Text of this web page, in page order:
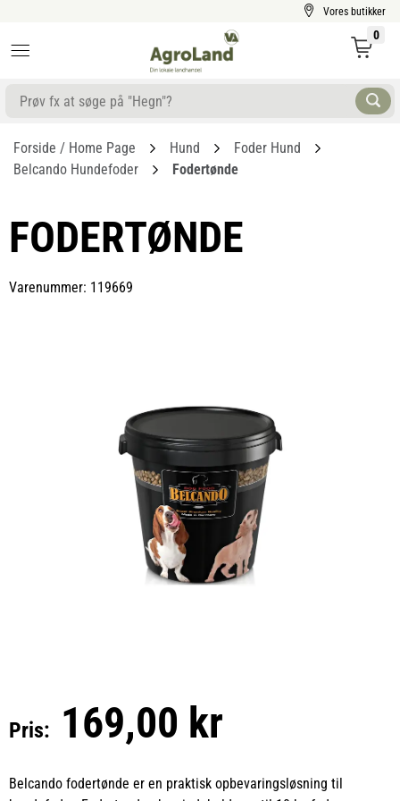
Vores butikker
0
Forside / Home Page Hund
Foder Hund
Belcando Hundefoder
Fodertønde
FODERTØNDE
Varenummer: 119669
Pris: 169,00 kr
Belcando fodertønde er en praktisk opbevaringsløsning til